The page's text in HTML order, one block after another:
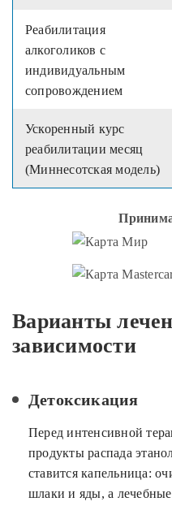
Реабилитация
алкоголиков с
индивидуальным
сопровождением
Ускоренный курс
реабилитации месяц
(Миннесотская модель)
Варианты
зависимости
Детоксикация
Перед интенсивной
продукты распада
ставится капельница:
шлаки и яды, а